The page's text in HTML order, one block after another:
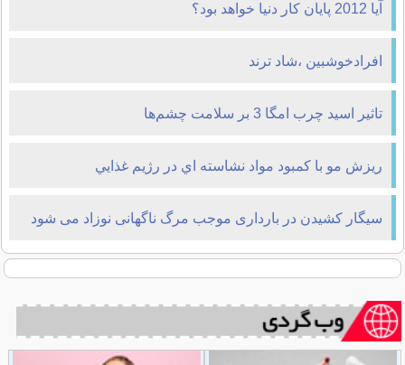
آیا 2012 پایان کار دنیا خواهد بود؟
افرادخوشبین ،شاد ترند
تاثير اسيد چرب امگا 3 بر سلامت چشم‌ها
ريزش مو با کمبود مواد نشاسته اي در رژيم غذايي
سیگار کشیدن در بارداری موجب مرگ ناگهانی نوزاد می شود